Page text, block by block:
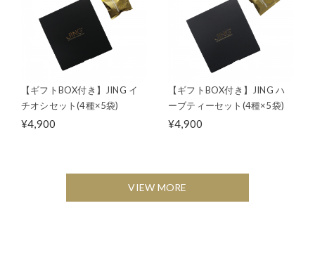
【ギフトBOX付き】JING イ
チオシセット(4種×5袋)
¥4,900
【ギフトBOX付き】JING ハ
ーブティーセット(4種×5袋)
¥4,900
VIEW MORE